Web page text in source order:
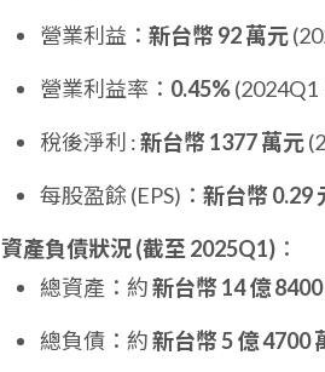
營業利益： 新台幣 92 萬元
營業利益率： 0.45%(2024Q1
稅後淨利 :新台幣 1377 萬元
每股盈餘 (EPS)： 新台幣 0.29
資產負債狀況 (截至 2025Q1) ：
總資產：約新台幣 14 億
總負債：約新台幣 5 億 4700